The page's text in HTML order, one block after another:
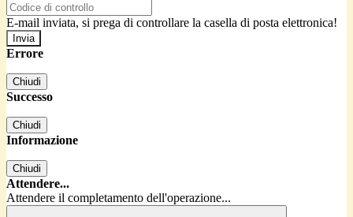
E-mail inviata, si prega di controllare la casella di posta elettronica!
Errore
Chiudi
Successo
Chiudi
Informazione
Chiudi
Attendere...
Attendere il completamento dell'operazione...